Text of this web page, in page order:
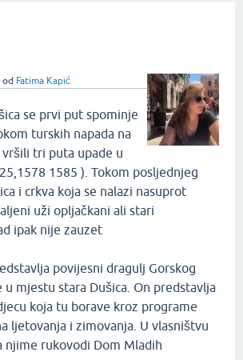
od Fatima Kapić
se prvi put spominje
turskih napada na
vršili tri puta upade u
1585 ). Tokom posljednjeg
i crkva koja se nalazi nasuprot
uži opljačkani ali stari
ipak nije zauzet
povijesni dragulj Gorskog
u mjestu stara Dušica. On predstavlja
koja tu borave kroz programe
ljetovanja i zimovanja. U vlasništvu
njime rukovodi Dom Mladih